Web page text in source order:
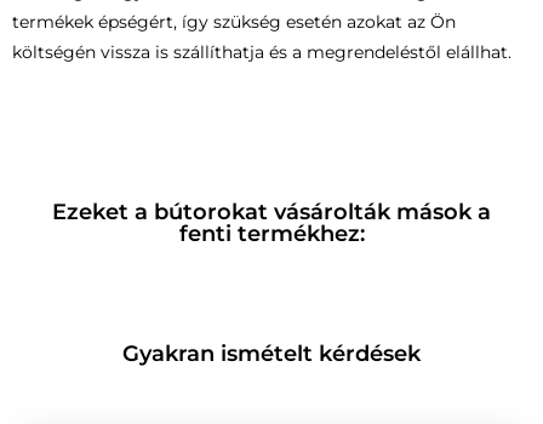
termékek épségért, így szükség esetén azokat az Ön
költségén vissza is szállíthatja és a megrendeléstől elállhat.
Ezeket a bútorokat vásárolták mások a
fenti termékhez:
Gyakran ismételt kérdések